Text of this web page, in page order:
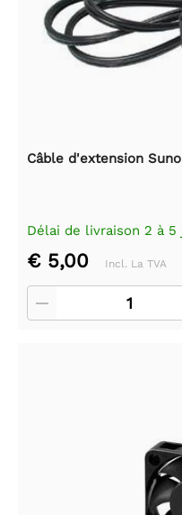
Câble d'extension
Délai de livraison 2 à 5
€ 5,00 Incl. La TVA